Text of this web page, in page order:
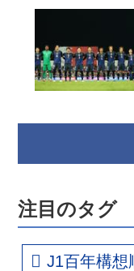
注目のタグ
J1百年構想